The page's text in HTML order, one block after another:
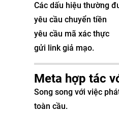
Các dấu hiệu thường
yêu cầu chuyển tiền
yêu cầu mã xác thực
gửi link giả mạo.
Meta hợp tác
Song song với việc
toàn cầu.